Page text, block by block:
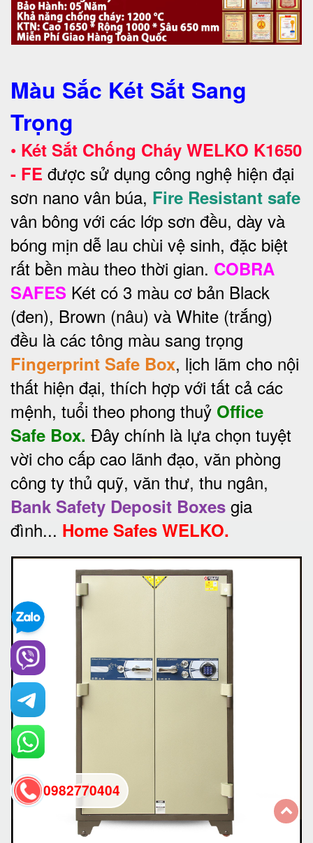
Màu Sắc Két Sắt Sang
Trọng
• Két Sắt Chống Cháy WELKO K1650
- FE được sử dụng công nghệ hiện đại
sơn nano vân búa, Fire Resistant safe
vân bông với các lớp sơn đều, dày và
bóng mịn dễ lau chùi vệ sinh, đặc biệt
rất bền màu theo thời gian. COBRA
SAFES Két có 3 màu cơ bản Black
(đen), Brown (nâu) và White (trắng)
đều là các tông màu sang trọng
Fingerprint Safe Box, lịch lãm cho nội
thất hiện đại, thích hợp với tất cả các
mệnh, tuổi theo phong thuỷ Office
Safe Box. Đây chính là lựa chọn tuyệt
vời cho cấp cao lãnh đạo, văn phòng
công ty thủ quỹ, văn thư, thu ngân,
Bank Safety Deposit Boxes gia
đình... Home Safes WELKO.
0982770404